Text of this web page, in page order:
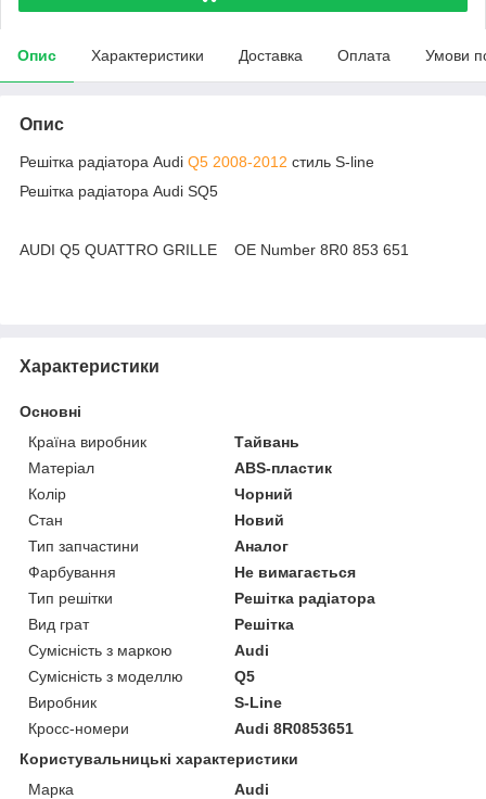
Опис Характеристики Доставка Оплата Умови
Опис
Решітка радіатора Audi Q5 2008-2012 стиль S-line
Решітка радіатора Audi SQ5
AUDI Q5 QUATTRO GRILLE OE Number 8R0 853 651
Характеристики
Основні
Країна виробник
Тайвань
Матеріал
ABS-пластик
Колір
Чорний
Стан
Новий
Тип запчастини
Аналог
Фарбування
Не вимагається
Тип решітки
Решітка радіатора
Вид грат
Решітка
Сумісність з маркою
Audi
Сумісність з моделлю
Q5
Виробник
S-Line
Кросс-номери
Audi 8R0853651
Користувальницькі характеристики
Марка
Audi